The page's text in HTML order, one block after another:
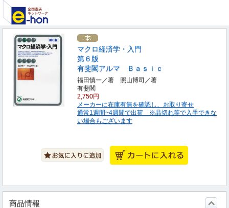
マクロ経済学・入門
第６版
有斐閣アルマ Ｂａｓｉｃ
福田慎一／著 照山博司／著
有斐閣
2,750円
メーカーに在庫有無を確認し、お取り寄せ
通常1週間~4週間で出荷 ※品切れ等で入手できな
い場合もございます
商品情報